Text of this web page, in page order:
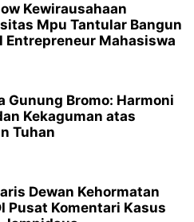
Kewirausahaan
Mpu Tantular Bangun
Entrepreneur Mahasiswa
Gunung Bromo: Harmoni
Kekaguman atas
Tuhan
Dewan Kehormatan
Pusat Komentari Kasus